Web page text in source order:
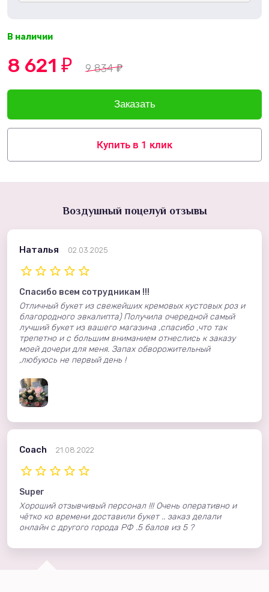
В наличии
8 621 ₽ 9 834₽
Купить в 1 клик
Воздушный поцелуй отзывы
Наталья 02.03.2025
Спасибо всем сотрудникам !!!
Отличный букет из свежейших кремовых кустовых роз и
благородного эвкалипта) Получила очередной самый
лучший букет из вашего магазина ,спасибо ,что так
трепетно и с большим вниманием отнеслись к заказу
моей дочери для меня. Запах обворожительный
,любуюсь не первый день !
Coach 21.08.2022
Super
Хороший отзывчивый персонал !!! Очень оперативно и
чётко ко времени доставили букет .. заказ делали
онлайн с другого города РФ .5 балов из 5 ?